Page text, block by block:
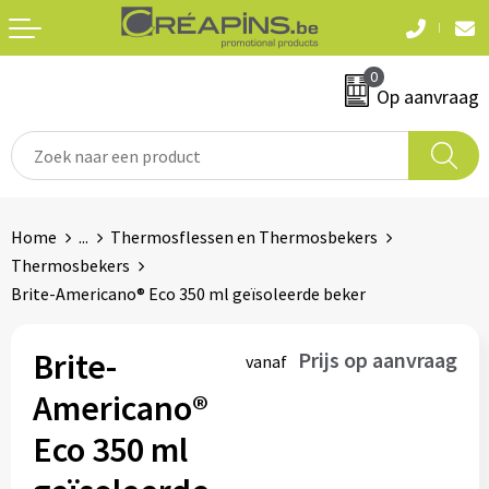
0
Op aanvraag
T-shirts
Sweaters en hoodies
Fleeces
Jassen
Hemden
Badtextiel & douche
Automerken
Eten & drinken
Waterflesjes
Schrijf & papierwaren
Home ...
Thermosflessen en Thermosbekers
Thermosbekers
Brite-Americano® Eco 350 ml geïsoleerde beker
Brite-
Americano®
Eco 350 ml
vanaf Prijs op aanvraag